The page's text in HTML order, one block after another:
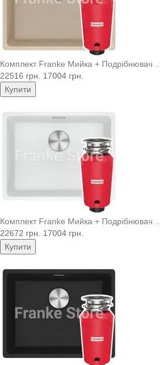
Комплект Franke Мийка + Подрібнювач ..
22516 грн.
17004 грн.
Купити
Комплект Franke Мийка + Подрібнювач ..
22672 грн.
17004 грн.
Купити